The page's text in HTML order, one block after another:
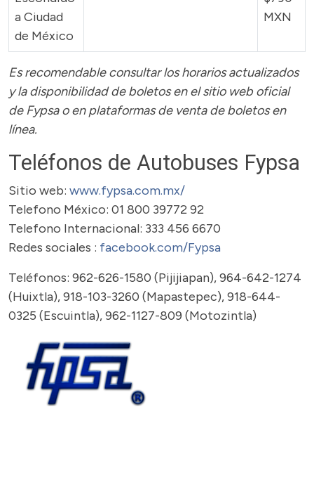
a Ciudad
de México
MXN
Es recomendable consultar los horarios actualizados
y la disponibilidad de boletos en el sitio web oficial
de Fypsa o en plataformas de venta de boletos en
línea.
Teléfonos de Autobuses Fypsa
Sitio web: www.fypsa.com.mx/
Telefono México: 01 800 39772 92
Telefono Internacional: 333 456 6670
Redes sociales : facebook.com/Fypsa
Teléfonos: 962-626-1580 (Pijijiapan), 964-642-1274
(Huixtla), 918-103-3260 (Mapastepec), 918-644-
0325 (Escuintla), 962-1127-809 (Motozintla)